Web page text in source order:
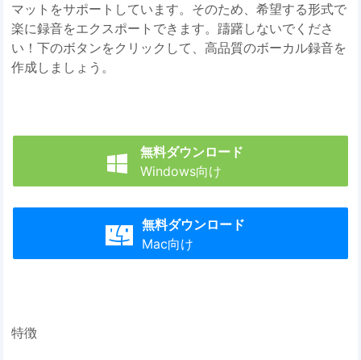
マットをサポートしています。そのため、希望する形式で
楽に録音をエクスポートできます。躊躇しないでくださ
い！下のボタンをクリックして、高品質のボーカル録音を
作成しましょう。

無料ダウンロード
Windows向け

無料ダウンロード
Mac向け
特徴